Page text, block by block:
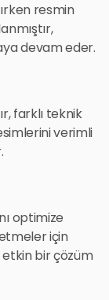
resmin
devam eder.
farklı teknik
verimli
optimize
için
bir çözüm